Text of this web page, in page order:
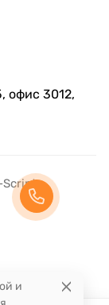
офис 3012,
Script
и